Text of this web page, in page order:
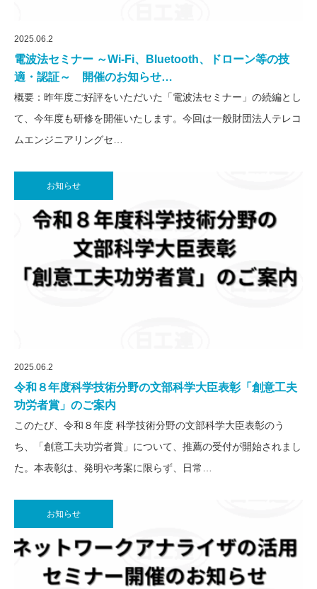
2025.06.2
電波法セミナー ～Wi-Fi、Bluetooth、ドローン等の技
適・認証～ 開催のお知らせ…
概要：昨年度ご好評をいただいた「電波法セミナー」の続編とし
て、今年度も研修を開催いたします。今回は一般財団法人テレコ
ムエンジニアリングセ…
お知らせ
2025.06.2
令和８年度科学技術分野の文部科学大臣表彰「創意工夫
功労者賞」のご案内
このたび、令和８年度 科学技術分野の文部科学大臣表彰のう
ち、「創意工夫功労者賞」について、推薦の受付が開始されまし
た。本表彰は、発明や考案に限らず、日常…
お知らせ